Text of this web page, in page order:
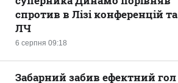
6 серпня 09:18
спротив в Лізі конференцій та
ЛЧ
Забарний забив ефектний гол